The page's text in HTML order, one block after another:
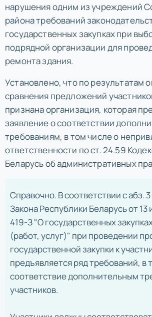
нарушения одним из учреждений
района требований
государственных закупках при
подрядной организации для
ремонта здания.
Установлено, что по результатам
сравнения предложений
признана организация, которая
заявление о соответствии
требованиям, в том числе о
ответственности по ст. 24.59
Беларусь об административных
Справочно. В соответствии с абз. 3
Закона Республики Беларусь от
419-З "О государственных
(работ, услуг)" при проведении
государственной закупки к
предъявляется ряд требований, в
соответствие дополнительным
участников.